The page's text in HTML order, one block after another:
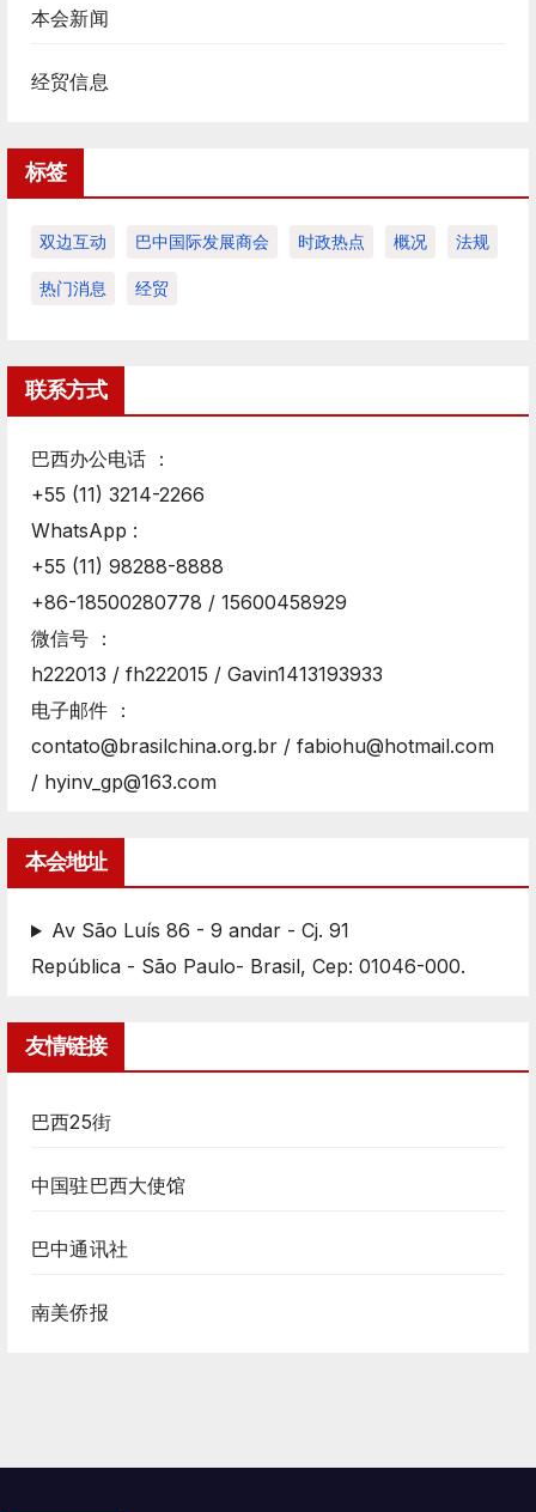
本会新闻
经贸信息
标签
双边互动 巴中国际发展商会 时政热点 概况 法规
热门消息 经贸
联系方式
巴西办公电话 ：
+55 (11) 3214-2266
WhatsApp :
+55 (11) 98288-8888
+86-18500280778 / 15600458929
微信号 ：
h222013 / fh222015 / Gavin1413193933
电子邮件 ：
contato@brasilchina.org.br / fabiohu@hotmail.com
/ hyinv_gp@163.com
本会地址
Av São Luís 86 - 9 andar - Cj. 91
República - São Paulo- Brasil, Cep: 01046-000.
友情链接
巴西25街
中国驻巴西大使馆
巴中通讯社
南美侨报